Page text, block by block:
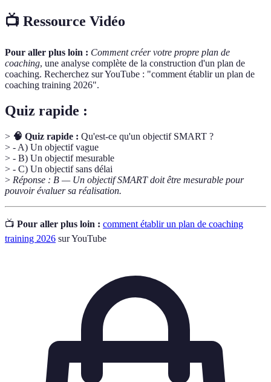
📺 Ressource Vidéo
Pour aller plus loin : Comment créer votre propre plan de
coaching, une analyse complète de la construction d'un plan de
coaching. Recherchez sur YouTube : "comment établir un plan de
coaching training 2026".
Quiz rapide :
> 🧠 Quiz rapide : Qu'est-ce qu'un objectif SMART ?
> - A) Un objectif vague
> - B) Un objectif mesurable
> - C) Un objectif sans délai
> Réponse : B — Un objectif SMART doit être mesurable pour
pouvoir évaluer sa réalisation.
📺 Pour aller plus loin : comment établir un plan de coaching
training 2026 sur YouTube